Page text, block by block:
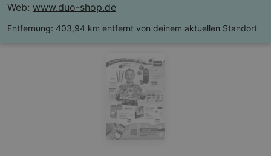
Web: www.duo-shop.de
Entfernung: 403,94 km entfernt von deinem aktuellen Standort